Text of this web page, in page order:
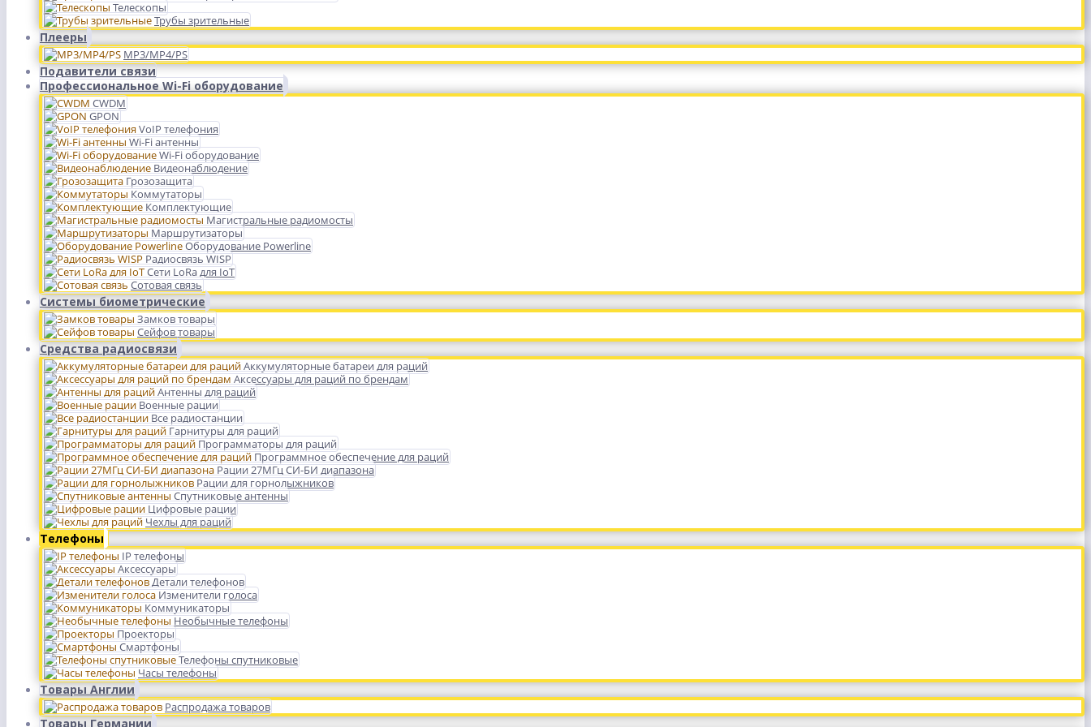
Телескопы
Трубы зрительные
Плееры
MP3/MP4/PS
Подавители связи
Профессиональное Wi-Fi оборудование
CWDM
GPON
VoIP телефония
Wi-Fi антенны
Wi-Fi оборудование
Видеонаблюдение
Грозозащита
Коммутаторы
Комплектующие
Магистральные радиомосты
Маршрутизаторы
Оборудование Powerline
Радиосвязь WISP
Сети LoRa для IoT
Сотовая связь
Системы биометрические
Замков товары
Сейфов товары
Средства радиосвязи
Аккумуляторные батареи для раций
Аксессуары для раций по брендам
Антенны для раций
Военные рации
Все радиостанции
Гарнитуры для раций
Программаторы для раций
Программное обеспечение для раций
Рации 27МГц СИ-БИ диапазона
Рации для горнолыжников
Спутниковые антенны
Цифровые рации
Чехлы для раций
Телефоны
IP телефоны
Аксессуары
Детали телефонов
Изменители голоса
Коммуникаторы
Необычные телефоны
Проекторы
Смартфоны
Телефоны спутниковые
Часы телефоны
Товары Англии
Распродажа товаров
Товары Германии